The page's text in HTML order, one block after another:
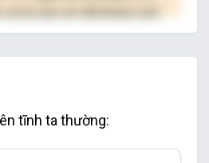
tĩnh ta thường: